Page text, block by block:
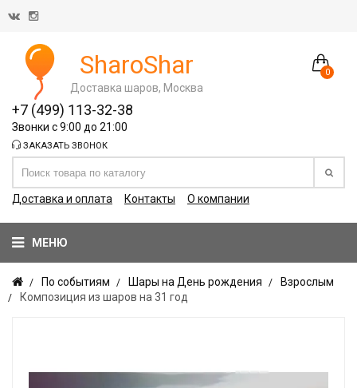
0
SharoShar
Доставка шаров, Москва
+7 (499) 113-32-38
Звонки с 9:00 до 21:00
ЗАКАЗАТЬ ЗВОНОК
Доставка и оплата Контакты О компании
МЕНЮ
По событиям Шары на День рождения
Взрослым
Композиция из шаров на 31 год